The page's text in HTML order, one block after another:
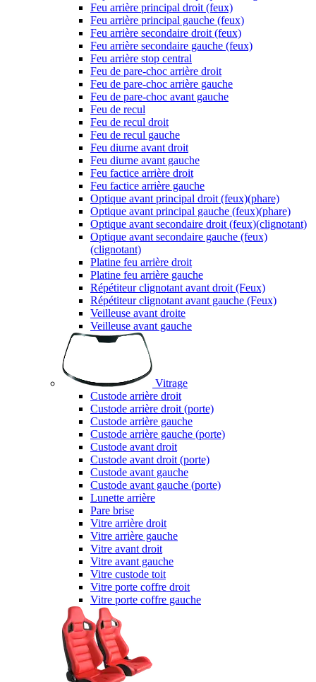
Feu arrière principal droit (feux)
Feu arrière principal gauche (feux)
Feu arrière secondaire droit (feux)
Feu arrière secondaire gauche (feux)
Feu arrière stop central
Feu de pare-choc arrière droit
Feu de pare-choc arrière gauche
Feu de pare-choc avant gauche
Feu de recul
Feu de recul droit
Feu de recul gauche
Feu diurne avant droit
Feu diurne avant gauche
Feu factice arrière droit
Feu factice arrière gauche
Optique avant principal droit (feux)(phare)
Optique avant principal gauche (feux)(phare)
Optique avant secondaire droit (feux)(clignotant)
Optique avant secondaire gauche (feux)
(clignotant)
Platine feu arrière droit
Platine feu arrière gauche
Répétiteur clignotant avant droit (Feux)
Répétiteur clignotant avant gauche (Feux)
Veilleuse avant droite
Veilleuse avant gauche
Vitrage
Custode arrière droit
Custode arrière droit (porte)
Custode arrière gauche
Custode arrière gauche (porte)
Custode avant droit
Custode avant droit (porte)
Custode avant gauche
Custode avant gauche (porte)
Lunette arrière
Pare brise
Vitre arrière droit
Vitre arrière gauche
Vitre avant droit
Vitre avant gauche
Vitre custode toit
Vitre porte coffre droit
Vitre porte coffre gauche